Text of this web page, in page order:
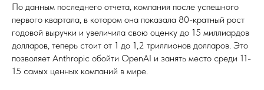
По данным последнего отчета, компания после успешного
первого квартала, в котором она показала 80-кратный рост
годовой выручки и увеличила свою оценку до 15 миллиардов
долларов, теперь стоит от 1 до 1,2 триллионов долларов. Это
позволяет Anthropic обойти OpenAI и занять место среди 11-
15 самых ценных компаний в мире.